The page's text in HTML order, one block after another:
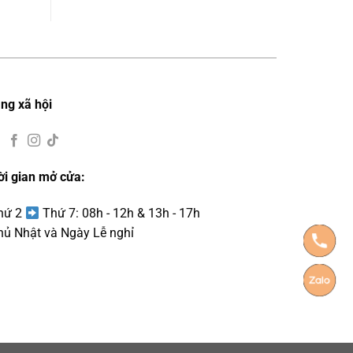
xã hội
gian mở cửa:
2
Thứ 7: 08h - 12h & 13h - 17h
Nhật và Ngày Lễ nghỉ